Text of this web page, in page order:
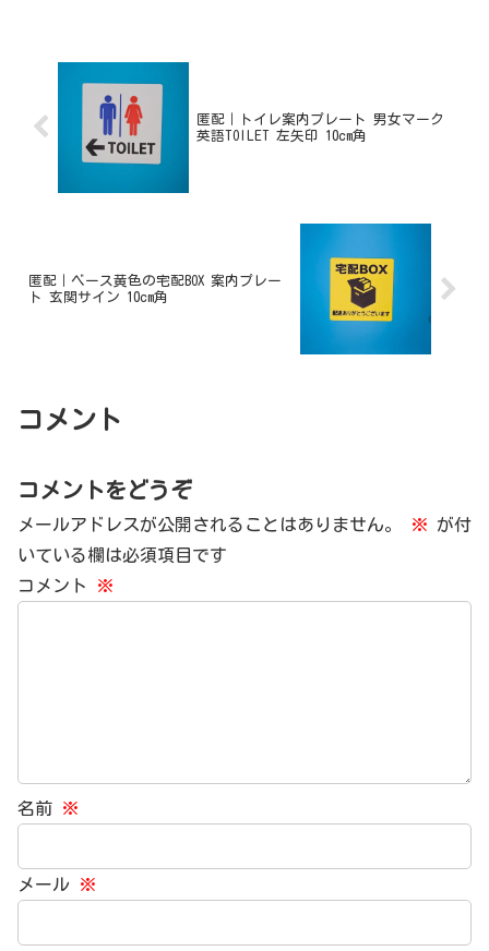
匿配｜トイレ案内プレート 男女マーク
英語TOILET 左矢印 10cm角
匿配｜ベース黄色の宅配BOX 案内プレー
ト 玄関サイン 10cm角
コメント
コメントをどうぞ
メールアドレスが公開されることはありません。 ※ が付
いている欄は必須項目です
コメント
※
名前 ※
メール ※